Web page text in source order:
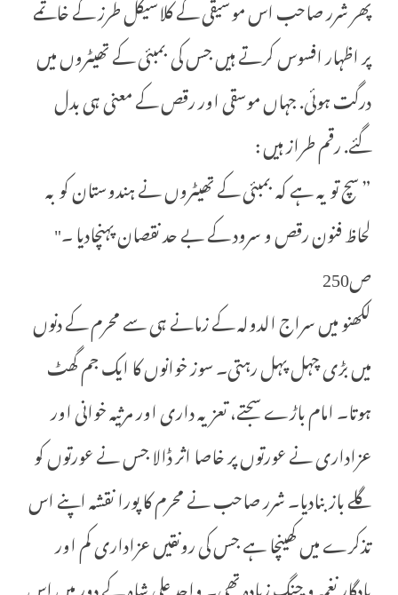
پھر شرر صاحب اس موسیقی کے کلاسیکل طرز کے خاتمے
پر اظہار افسوس کرتے ہیں جس کی بمبئی کے تھیٹروں میں
درگت ہوئی. جہاں موسقی اور رقص کے معنی ہی بدل
گئے. رقم طراز ہیں :
” سچ تو یہ ہے کہ بمبئی کے تھیٹروں نے ہندوستان کو بہ
لحاظ فنون رقص و سرود کے بے حد نقصان پہنچادیا ۔"
ص250
لکھنو میں سراج الدولہ کے زمانے ہی سے محرم کے دنوں
میں بڑی چہل پہل رہتی۔ سوز خوانوں کا ایک جم گھٹ
ہوتا۔ امام باڑے سجتے، تعزیہ داری اور مرثیہ خوانی اور
عزاداری نے عورتوں پر خاصا اثر ڈالا جس نے عورتوں کو
گلے باز بنادیا۔ شرر صاحب نے محرم کا پورا نقشہ اپنے اس
تذکرے میں کھینچا ہے جس کی رونقیں عزاداری کم اور